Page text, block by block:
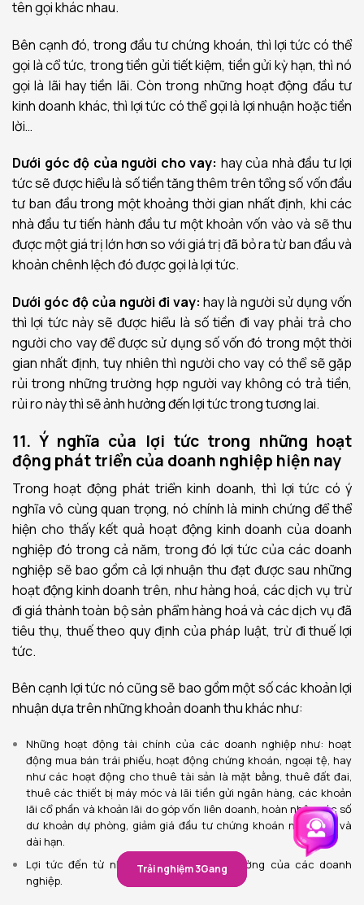
tên gọi khác nhau.
Bên cạnh đó, trong đầu tư chứng khoán, thì lợi tức có thể
gọi là cổ tức, trong tiền gửi tiết kiệm, tiền gửi kỳ hạn, thì nó
gọi là lãi hay tiền lãi. Còn trong những hoạt động đầu tư
kinh doanh khác, thì lợi tức có thể gọi là lợi nhuận hoặc tiền
lời…
Dưới góc độ của người cho vay: hay của nhà đầu tư lợi
tức sẽ được hiểu là số tiền tăng thêm trên tổng số vốn đầu
tư ban đầu trong một khoảng thời gian nhất định, khi các
nhà đầu tư tiến hành đầu tư một khoản vốn vào và sẽ thu
được một giá trị lớn hơn so với giá trị đã bỏ ra từ ban đầu và
khoản chênh lệch đó được gọi là lợi tức.
Dưới góc độ của người đi vay: hay là người sử dụng vốn
thì lợi tức này sẽ được hiểu là số tiền đi vay phải trả cho
người cho vay để được sử dụng số vốn đó trong một thời
gian nhất định, tuy nhiên thì người cho vay có thể sẽ gặp
rủi trong những trường hợp người vay không có trả tiền,
rủi ro này thì sẽ ảnh hưởng đến lợi tức trong tương lai.
11. Ý nghĩa của lợi tức trong những hoạt
động phát triển của doanh nghiệp hiện nay
Trong hoạt động phát triển kinh doanh, thì lợi tức có ý
nghĩa vô cùng quan trọng, nó chính là minh chứng để thể
hiện cho thấy kết quả hoạt động kinh doanh của doanh
nghiệp đó trong cả năm, trong đó lợi tức của các doanh
nghiệp sẽ bao gồm cả lợi nhuận thu đạt được sau những
hoạt động kinh doanh trên, như hàng hoá, các dịch vụ trừ
đi giá thành toàn bộ sản phẩm hàng hoá và các dịch vụ đã
tiêu thụ, thuế theo quy định của pháp luật, trừ đi thuế lợi
tức.
Bên cạnh lợi tức nó cũng sẽ bao gồm một số các khoản lợi
nhuận dựa trên những khoản doanh thu khác như:
Những hoạt động tài chính của các doanh nghiệp như: hoạt
động mua bán trái phiếu, hoạt động chứng khoán, ngoại tệ, hay
như các hoạt động cho thuê tài sản là mặt bằng, thuê đất đai,
thuê các thiết bị máy móc và lãi tiền gửi ngân hàng, các khoản
lãi cổ phần và khoản lãi do góp vốn liên doanh, hoàn nhập các số
dư khoản dự phòng, giảm giá đầu tư chứng khoán ngắn hạn và
dài hạn.
Lợi tức đến từ những hoạt động bất thường của các doanh
nghiệp.
Trải nghiệm 3Gang
Trải nghiệm 3Gang